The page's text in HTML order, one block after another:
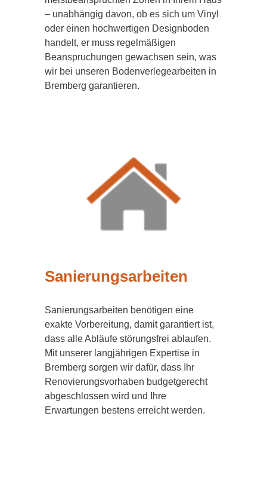
– unabhängig davon, ob es sich um Vinyl
oder einen hochwertigen Designboden
handelt, er muss regelmäßigen
Beanspruchungen gewachsen sein, was
wir bei unseren Bodenverlegearbeiten in
Bremberg garantieren.
Sanierungsarbeiten
Sanierungsarbeiten benötigen eine
exakte Vorbereitung, damit garantiert ist,
dass alle Abläufe störungsfrei ablaufen.
Mit unserer langjährigen Expertise in
Bremberg sorgen wir dafür, dass Ihr
Renovierungsvorhaben budgetgerecht
abgeschlossen wird und Ihre
Erwartungen bestens erreicht werden.